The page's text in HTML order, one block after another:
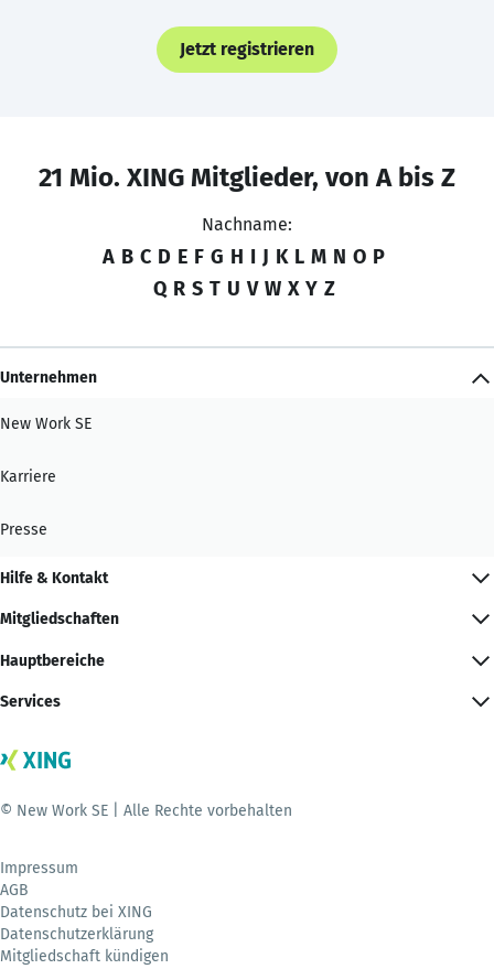
Jetzt registrieren
21 Mio. XING Mitglieder, von A bis Z
Nachname:
A B C D E F G H I J K L M N O P
Q R S T U V W X Y Z
Unternehmen
New Work SE
Karriere
Presse
Hilfe & Kontakt
Mitgliedschaften
Hauptbereiche
Services
© New Work SE | Alle Rechte vorbehalten
Impressum
AGB
Datenschutz bei XING
Datenschutzerklärung
Mitgliedschaft kündigen